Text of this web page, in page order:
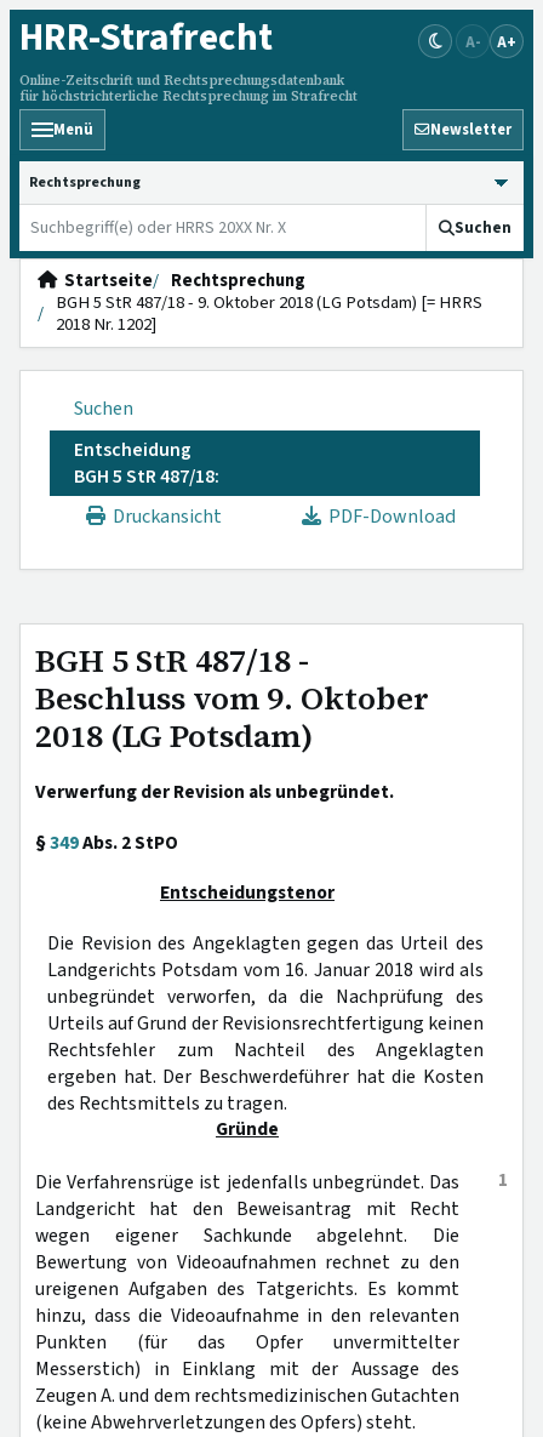
HRR-Strafrecht
Online-Zeitschrift und Rechtsprechungsdatenbank
für höchstrichterliche Rechtsprechung im Strafrecht
A- A+
Menü Newsletter
HRRS durchsuchen
Suchen
Startseite
Rechtsprechung
BGH 5 StR 487/18 - 9. Oktober 2018 (LG Potsdam) [= HRRS
2018 Nr. 1202]
Suchen
Entscheidung
BGH 5 StR 487/18:
Druckansicht
PDF-Download
BGH 5 StR 487/18 -
Beschluss vom 9. Oktober
2018 (LG Potsdam)
Verwerfung der Revision als unbegründet.
§349Abs. 2 StPO
Entscheidungstenor
Die Revision des Angeklagten gegen das Urteil des
Landgerichts Potsdam vom 16. Januar 2018 wird als
unbegründet verworfen, da die Nachprüfung des
Urteils auf Grund der Revisionsrechtfertigung keinen
Rechtsfehler zum Nachteil des Angeklagten
ergeben hat. Der Beschwerdeführer hat die Kosten
des Rechtsmittels zu tragen.
Gründe
1
Die Verfahrensrüge ist jedenfalls unbegründet. Das
Landgericht hat den Beweisantrag mit Recht
wegen eigener Sachkunde abgelehnt. Die
Bewertung von Videoaufnahmen rechnet zu den
ureigenen Aufgaben des Tatgerichts. Es kommt
hinzu, dass die Videoaufnahme in den relevanten
Punkten (für das Opfer unvermittelter
Messerstich) in Einklang mit der Aussage des
Zeugen A. und dem rechtsmedizinischen Gutachten
(keine Abwehrverletzungen des Opfers) steht.